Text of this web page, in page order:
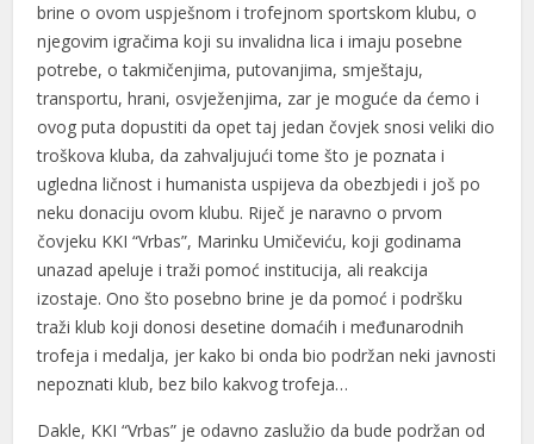
brine o ovom uspješnom i trofejnom sportskom klubu, o
njegovim igračima koji su invalidna lica i imaju posebne
potrebe, o takmičenjima, putovanjima, smještaju,
transportu, hrani, osvježenjima, zar je moguće da ćemo i
ovog puta dopustiti da opet taj jedan čovjek snosi veliki dio
troškova kluba, da zahvaljujući tome što je poznata i
ugledna ličnost i humanista uspijeva da obezbjedi i još po
neku donaciju ovom klubu. Riječ je naravno o prvom
čovjeku KKI “Vrbas”, Marinku Umičeviću, koji godinama
unazad apeluje i traži pomoć institucija, ali reakcija
izostaje. Ono što posebno brine je da pomoć i podršku
traži klub koji donosi desetine domaćih i međunarodnih
trofeja i medalja, jer kako bi onda bio podržan neki javnosti
nepoznati klub, bez bilo kakvog trofeja…
Dakle, KKI “Vrbas” je odavno zaslužio da bude podržan od